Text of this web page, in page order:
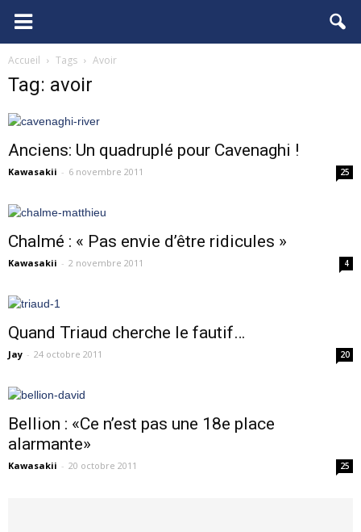
FCGB.net
Accueil Tags Avoir
Tag: avoir
Anciens: Un quadruplé pour Cavenaghi !
Kawasakii - 6 novembre 2011 25
Chalmé : « Pas envie d’être ridicules »
Kawasakii - 2 novembre 2011 4
Quand Triaud cherche le fautif…
Jay - 24 octobre 2011 20
Bellion : «Ce n’est pas une 18e place
alarmante»
Kawasakii - 20 octobre 2011 25